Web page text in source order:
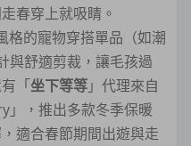
春穿上就吸睛。
格的寵物穿搭單品（如潮
與舒適剪裁，讓毛孩過
「坐下等等」代理來自
」，推出多款冬季保暖
適合春節期間出遊與走